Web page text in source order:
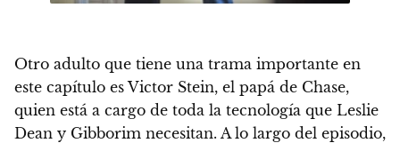
Otro adulto que tiene una trama importante en
este capítulo es Victor Stein, el papá de Chase,
quien está a cargo de toda la tecnología que Leslie
Dean y Gibborim necesitan. A lo largo del episodio,